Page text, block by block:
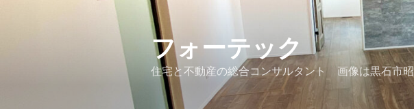
フォーテック
住宅と不動産の総合コンサルタント 画像は黒石市